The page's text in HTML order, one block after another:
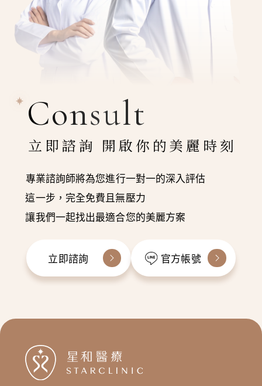
Consult
立即諮詢 開啟你的美麗時刻
專業諮詢師將為您進行一對一的深入評估
這一步，完全免費且無壓力
讓我們一起找出最適合您的美麗方案
立即諮詢 官方帳號